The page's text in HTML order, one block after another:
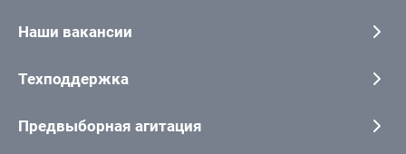
Наши вакансии
Техподдержка
Предвыборная агитация